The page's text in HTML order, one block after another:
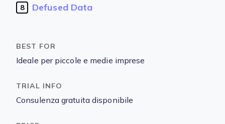
8 Defused Data
Ideale per piccole e medie imprese
Consulenza gratuita disponibile